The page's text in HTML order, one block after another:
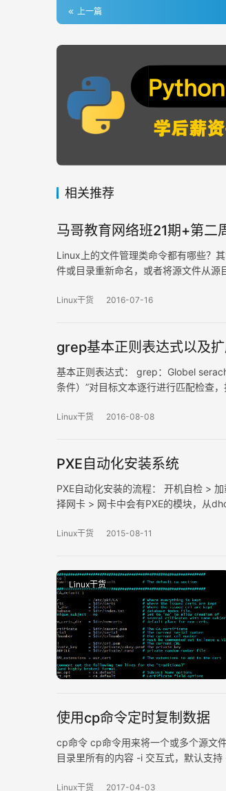
上一篇
相关推荐
马哥教育网络班21期+第二
Linux上的文件管理类命令都有哪些
件或目录重新命名，或者将源文件
Linux干货 2016-07-16
grep基本正则表达式以及
基本正则表达式： grep：Globel
条件）”对目标文本逐行进行匹配检
Linux干货 2016-08-08
PXE自动化安装系统
PXE自动化安装的流程： 开机自检 >
择网卡 > 网卡中会有PXE的模块，从
Linux干货 2015-08-11
Linux干货
使用cp命令定时复制数据
cp命令 cp命令用来将一个或多个源文
目录里所有的内容 -i 交互式，默认支
Linux干货 2017-04-03